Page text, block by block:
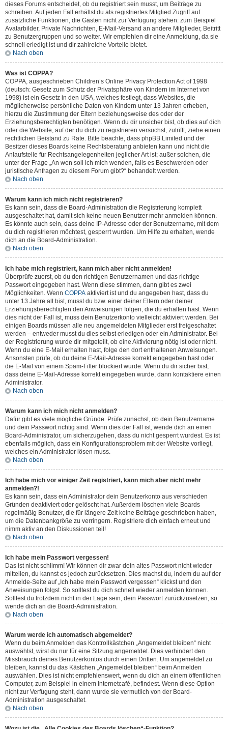
dieses Forums entscheidet, ob du registriert sein musst, um Beiträge zu
schreiben. Auf jeden Fall erhältst du als registriertes Mitglied Zugriff auf
zusätzliche Funktionen, die Gästen nicht zur Verfügung stehen: zum Beispiel
Avatarbilder, Private Nachrichten, E-Mail-Versand an andere Mitglieder, Beitritt
zu Benutzergruppen und so weiter. Wir empfehlen dir eine Anmeldung, da sie
schnell erledigt ist und dir zahlreiche Vorteile bietet.
Nach oben
Was ist COPPA?
COPPA, ausgeschrieben Children’s Online Privacy Protection Act of 1998
(deutsch: Gesetz zum Schutz der Privatsphäre von Kindern im Internet von
1998) ist ein Gesetz in den USA, welches festlegt, dass Websites, die
möglicherweise persönliche Daten von Kindern unter 13 Jahren erheben,
hierzu die Zustimmung der Eltern beziehungsweise des oder der
Erziehungsberechtigten benötigen. Wenn du dir unsicher bist, ob dies auf dich
oder die Website, auf der du dich zu registrieren versuchst, zutrifft, ziehe einen
rechtlichen Beistand zu Rate. Bitte beachte, dass phpBB Limited und der
Besitzer dieses Boards keine Rechtsberatung anbieten kann und nicht die
Anlaufstelle für Rechtsangelegenheiten jeglicher Art ist; außer solchen, die
unter der Frage „An wen soll ich mich wenden, falls es Beschwerden oder
juristische Anfragen zu diesem Forum gibt?“ behandelt werden.
Nach oben
Warum kann ich mich nicht registrieren?
Es kann sein, dass die Board-Administration die Registrierung komplett
ausgeschaltet hat, damit sich keine neuen Benutzer mehr anmelden können.
Es könnte auch sein, dass deine IP-Adresse oder der Benutzername, mit dem
du dich registrieren möchtest, gesperrt wurden. Um Hilfe zu erhalten, wende
dich an die Board-Administration.
Nach oben
Ich habe mich registriert, kann mich aber nicht anmelden!
Überprüfe zuerst, ob du den richtigen Benutzernamen und das richtige
Passwort eingegeben hast. Wenn diese stimmen, dann gibt es zwei
Möglichkeiten. Wenn COPPA aktiviert ist und du angegeben hast, dass du
unter 13 Jahre alt bist, musst du bzw. einer deiner Eltern oder deiner
Erziehungsberechtigten den Anweisungen folgen, die du erhalten hast. Wenn
dies nicht der Fall ist, muss dein Benutzerkonto vielleicht aktiviert werden. Bei
einigen Boards müssen alle neu angemeldeten Mitglieder erst freigeschaltet
werden – entweder musst du dies selbst erledigen oder ein Administrator. Bei
der Registrierung wurde dir mitgeteilt, ob eine Aktivierung nötig ist oder nicht.
Wenn du eine E-Mail erhalten hast, folge den dort enthaltenen Anweisungen.
Ansonsten prüfe, ob du deine E-Mail-Adresse korrekt eingegeben hast oder
die E-Mail von einem Spam-Filter blockiert wurde. Wenn du dir sicher bist,
dass deine E-Mail-Adresse korrekt eingegeben wurde, dann kontaktiere einen
Administrator.
Nach oben
Warum kann ich mich nicht anmelden?
Dafür gibt es viele mögliche Gründe. Prüfe zunächst, ob dein Benutzername
und dein Passwort richtig sind. Wenn dies der Fall ist, wende dich an einen
Board-Administrator, um sicherzugehen, dass du nicht gesperrt wurdest. Es ist
ebenfalls möglich, dass ein Konfigurationsproblem mit der Website vorliegt,
welches ein Administrator lösen muss.
Nach oben
Ich habe mich vor einiger Zeit registriert, kann mich aber nicht mehr
anmelden?!
Es kann sein, dass ein Administrator dein Benutzerkonto aus verschieden
Gründen deaktiviert oder gelöscht hat. Außerdem löschen viele Boards
regelmäßig Benutzer, die für längere Zeit keine Beiträge geschrieben haben,
um die Datenbankgröße zu verringern. Registriere dich einfach erneut und
nimm aktiv an den Diskussionen teil!
Nach oben
Ich habe mein Passwort vergessen!
Das ist nicht schlimm! Wir können dir zwar dein altes Passwort nicht wieder
mitteilen, du kannst es jedoch zurücksetzen. Dies machst du, indem du auf der
Anmelde-Seite auf „Ich habe mein Passwort vergessen“ klickst und den
Anweisungen folgst. So solltest du dich schnell wieder anmelden können.
Solltest du trotzdem nicht in der Lage sein, dein Passwort zurückzusetzen, so
wende dich an die Board-Administration.
Nach oben
Warum werde ich automatisch abgemeldet?
Wenn du beim Anmelden das Kontrollkästchen „Angemeldet bleiben“ nicht
auswählst, wirst du nur für eine Sitzung angemeldet. Dies verhindert den
Missbrauch deines Benutzerkontos durch einen Dritten. Um angemeldet zu
bleiben, kannst du das Kästchen „Angemeldet bleiben“ beim Anmelden
auswählen. Dies ist nicht empfehlenswert, wenn du dich an einem öffentlichen
Computer, zum Beispiel in einem Internetcafé, befindest. Wenn diese Option
nicht zur Verfügung steht, dann wurde sie vermutlich von der Board-
Administration ausgeschaltet.
Nach oben